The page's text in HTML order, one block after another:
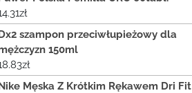
zł
szampon przeciwłupieżowy dla
150ml
zł
Męska Z Krótkim Rękawem Dri Fit